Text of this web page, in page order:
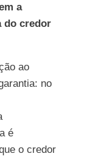
a
do credor
ao
no
é
o credor